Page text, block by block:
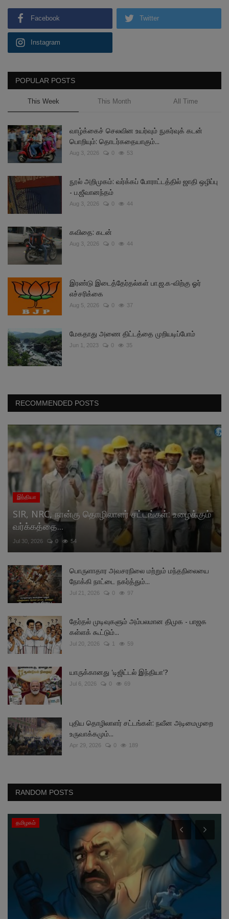
Facebook Twitter
Instagram
POPULAR POSTS
This Week This Month All Time
வாழ்க்கைச் செலவின உயர்வும் நுகர்வுக் கடன்
பொறியும்: தொடர்கதையாகும்...
Aug 3, 2026 0 53
நூல் அறிமுகம்: வர்க்கப் போராட்டத்தில் ஜாதி ஒழிப்பு
- ப.ஜீவானந்தம்
Aug 3, 2026 0 44
கவிதை: கடன்
Aug 3, 2026 0 44
இரண்டு இடைத்தேர்தல்கள் பா.ஜ.க-விற்கு ஓர்
எச்சரிக்கை
Aug 5, 2026 0 37
மேகதாது அணை திட்டத்தை முறியடிப்போம்
Jun 1, 2023 0 35
RECOMMENDED POSTS
இந்தியா
SIR, NRC, நான்கு தொழிலாளர் சட்டங்கள்: உழைக்கும்
வர்க்கத்தை...
Jul 30, 2026 0 54
பொருளாதார அவசரநிலை மற்றும் மந்தநிலையை
நோக்கி நாட்டை நகர்த்தும்...
Jul 21, 2026 0 97
தேர்தல் முடிவுகளும் அம்பலமான திமுக - பாஜக
கள்ளக் கூட்டும்...
Jul 20, 2026 1 59
யாருக்கானது 'டிஜிட்டல் இந்தியா'?
Jul 6, 2026 0 69
புதிய தொழிலாளர் சட்டங்கள்: நவீன அடிமைமுறை
உருவாக்கமும்...
Apr 29, 2026 0 189
RANDOM POSTS
தமிழகம்